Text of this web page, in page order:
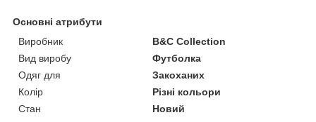
Основні атрибути
Виробник
B&C Collection
Вид виробу
Футболка
Одяг для
Закоханих
Колір
Різні кольори
Стан
Новий